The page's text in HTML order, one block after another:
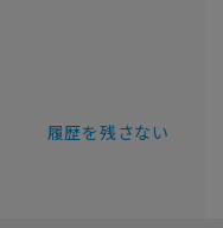
履歴を残さない